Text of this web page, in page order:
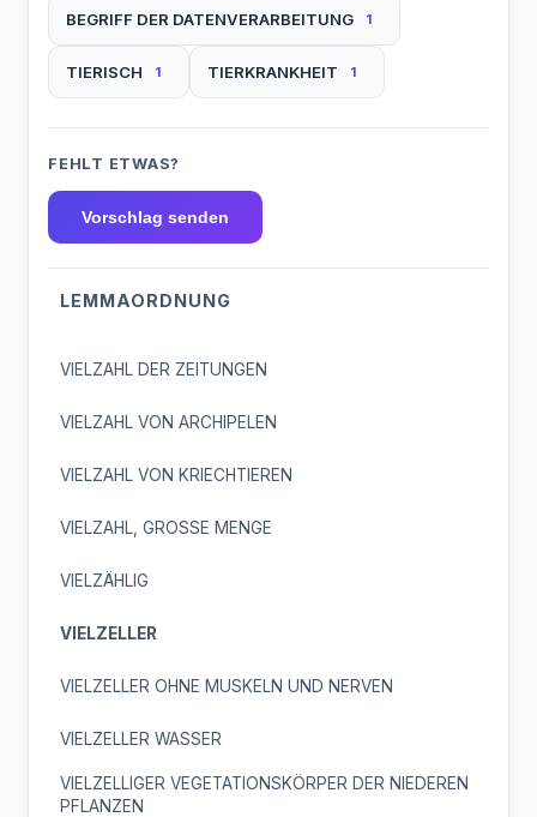
BEGRIFF DER DATENVERARBEITUNG 1
TIERISCH 1 TIERKRANKHEIT 1
FEHLT ETWAS?
Vorschlag senden
LEMMAORDNUNG
VIELZAHL DER ZEITUNGEN
VIELZAHL VON ARCHIPELEN
VIELZAHL VON KRIECHTIEREN
VIELZAHL, GROSSE MENGE
VIELZÄHLIG
VIELZELLER
VIELZELLER OHNE MUSKELN UND NERVEN
VIELZELLER WASSER
VIELZELLIGER VEGETATIONSKÖRPER DER NIEDEREN
PFLANZEN